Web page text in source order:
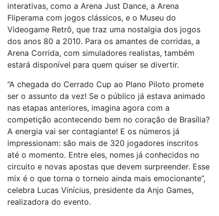
interativas, como a Arena Just Dance, a Arena
Fliperama com jogos clássicos, e o Museu do
Videogame Retrô, que traz uma nostalgia dos jogos
dos anos 80 a 2010. Para os amantes de corridas, a
Arena Corrida, com simuladores realistas, também
estará disponível para quem quiser se divertir.
“A chegada do Cerrado Cup ao Plano Piloto promete
ser o assunto da vez! Se o público já estava animado
nas etapas anteriores, imagina agora com a
competição acontecendo bem no coração de Brasília?
A energia vai ser contagiante! E os números já
impressionam: são mais de 320 jogadores inscritos
até o momento. Entre eles, nomes já conhecidos no
circuito e novas apostas que devem surpreender. Esse
mix é o que torna o torneio ainda mais emocionante”,
celebra Lucas Vinícius, presidente da Anjo Games,
realizadora do evento.